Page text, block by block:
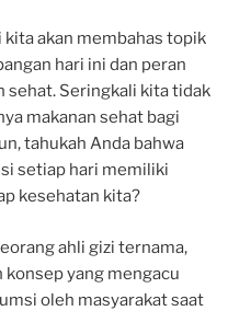
kita akan membahas topik
hari ini dan peran
sehat. Seringkali kita tidak
makanan sehat bagi
tahukah Anda bahwa
setiap hari memiliki
kesehatan kita?
ahli gizi ternama,
konsep yang mengacu
oleh masyarakat saat